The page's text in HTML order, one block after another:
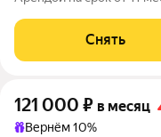
специалистов в
благоустроенная
Снять
121 000 ₽ в месяц
Вернём 10%